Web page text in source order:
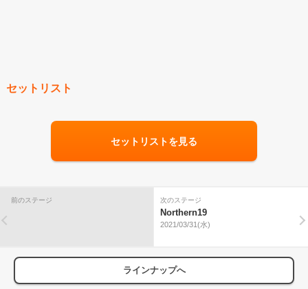
セットリスト
セットリストを見る
前のステージ 次のステージ
Northern19
2021/03/31(水)
ラインナップへ